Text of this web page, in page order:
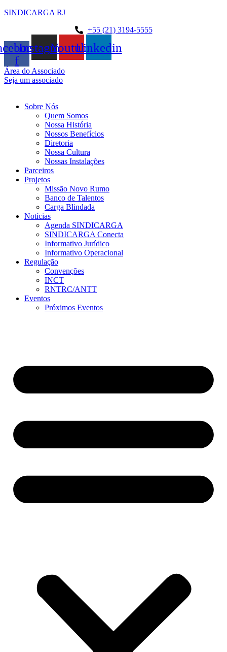
SINDICARGA RJ
+55 (21) 3194-5555
f
InstagramYoutubeLinkedin
Área do Associado
Seja um associado
Sobre Nós
Quem Somos
Nossa História
Nossos Benefícios
Diretoria
Nossa Cultura
Nossas Instalações
Parceiros
Projetos
Missão Novo Rumo
Banco de Talentos
Carga Blindada
Notícias
Agenda SINDICARGA
SINDICARGA Conecta
Informativo Jurídico
Informativo Operacional
Regulação
Convenções
INCT
RNTRC/ANTT
Eventos
Próximos Eventos